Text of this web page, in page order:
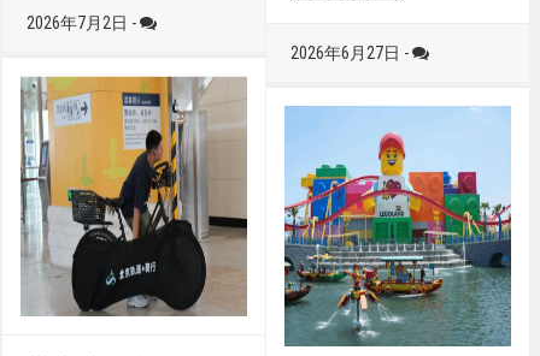
2026年7月2日 -
2026年6月27日 -